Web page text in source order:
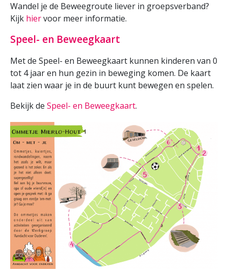
Wandel je de Beweegroute liever in groepsverband?
Kijk hiervoor meer informatie.
Speel- en Beweegkaart
Met de Speel- en Beweegkaart kunnen kinderen van 0
tot 4 jaar en hun gezin in beweging komen. De kaart
laat zien waar je in de buurt kunt bewegen en spelen.
Bekijk de Speel- en Beweegkaart.